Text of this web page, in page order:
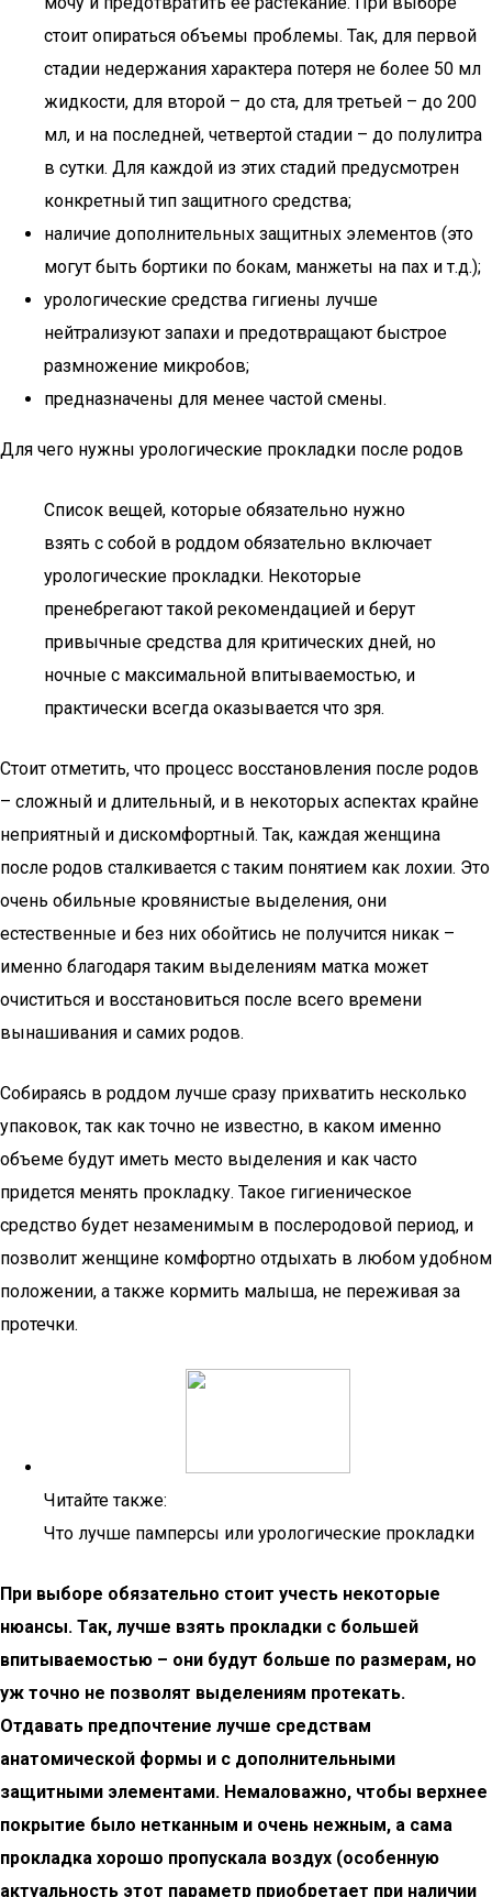
стоит опираться объемы проблемы. Так, для первой
стадии недержания характера потеря не более 50 мл
жидкости, для второй – до ста, для третьей – до 200
мл, и на последней, четвертой стадии – до полулитра
в сутки. Для каждой из этих стадий предусмотрен
конкретный тип защитного средства;
наличие дополнительных защитных элементов (это
могут быть бортики по бокам, манжеты на пах и т.д.);
урологические средства гигиены лучше
нейтрализуют запахи и предотвращают быстрое
размножение микробов;
предназначены для менее частой смены.
Для чего нужны урологические прокладки после родов
Список вещей, которые обязательно нужно
взять с собой в роддом обязательно включает
урологические прокладки. Некоторые
пренебрегают такой рекомендацией и берут
привычные средства для критических дней, но
ночные с максимальной впитываемостью, и
практически всегда оказывается что зря.
Стоит отметить, что процесс восстановления после родов
– сложный и длительный, и в некоторых аспектах крайне
неприятный и дискомфортный. Так, каждая женщина
после родов сталкивается с таким понятием как лохии. Это
очень обильные кровянистые выделения, они
естественные и без них обойтись не получится никак –
именно благодаря таким выделениям матка может
очиститься и восстановиться после всего времени
вынашивания и самих родов.
Собираясь в роддом лучше сразу прихватить несколько
упаковок, так как точно не известно, в каком именно
объеме будут иметь место выделения и как часто
придется менять прокладку. Такое гигиеническое
средство будет незаменимым в послеродовой период, и
позволит женщине комфортно отдыхать в любом удобном
положении, а также кормить малыша, не переживая за
протечки.
Читайте также:
Что лучше памперсы или урологические прокладки
При выборе обязательно стоит учесть некоторые
нюансы. Так, лучше взять прокладки с большей
впитываемостью – они будут больше по размерам, но
уж точно не позволят выделениям протекать.
Отдавать предпочтение лучше средствам
анатомической формы и с дополнительными
защитными элементами. Немаловажно, чтобы верхнее
покрытие было нетканным и очень нежным, а сама
прокладка хорошо пропускала воздух (особенную
актуальность этот параметр приобретает при наличии